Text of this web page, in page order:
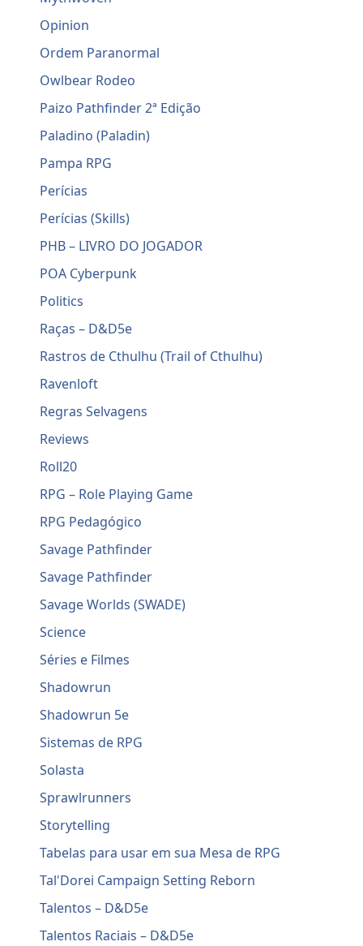
Opinion
Ordem Paranormal
Owlbear Rodeo
Paizo Pathfinder 2ª Edição
Paladino (Paladin)
Pampa RPG
Perícias
Perícias (Skills)
PHB – LIVRO DO JOGADOR
POA Cyberpunk
Politics
Raças – D&D5e
Rastros de Cthulhu (Trail of Cthulhu)
Ravenloft
Regras Selvagens
Reviews
Roll20
RPG – Role Playing Game
RPG Pedagógico
Savage Pathfinder
Savage Pathfinder
Savage Worlds (SWADE)
Science
Séries e Filmes
Shadowrun
Shadowrun 5e
Sistemas de RPG
Solasta
Sprawlrunners
Storytelling
Tabelas para usar em sua Mesa de RPG
Tal'Dorei Campaign Setting Reborn
Talentos – D&D5e
Talentos Raciais – D&D5e